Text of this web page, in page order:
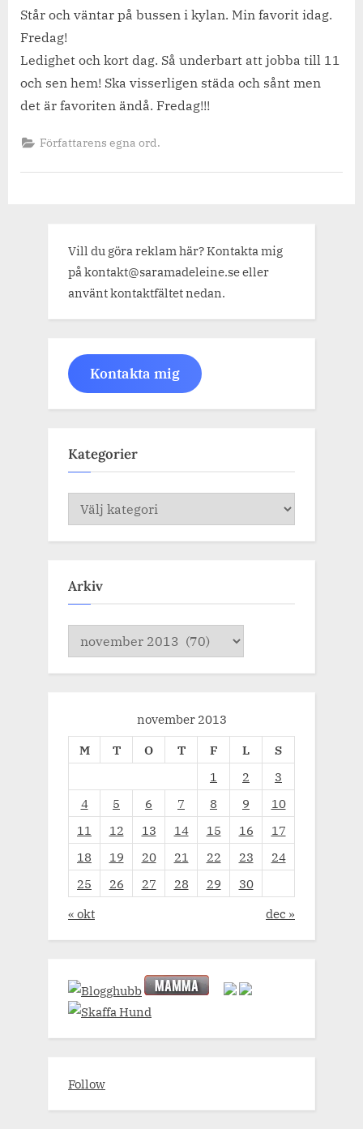
kylan.
Står och väntar på bussen i kylan. Min favorit idag.
Fredag!
Ledighet och kort dag. Så underbart att jobba till 11
och sen hem! Ska visserligen städa och sånt men
det är favoriten ändå. Fredag!!!
Författarens egna ord.
Vill du göra reklam här? Kontakta mig
på kontakt@saramadeleine.se eller
använt kontaktfältet nedan.
Kontakta mig
Kategorier
Kategorier
Arkiv
november 2013
M
T O T F L
S
1
2
3
4
5 6 7 8 9
10
11
12 13 14 15 16
17
18
19 20 21 22 23
24
25
26 27 28 29
30
« okt
dec »
Follow